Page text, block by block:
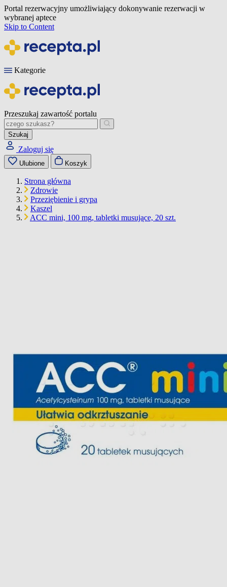
Portal rezerwacyjny umożliwiający dokonywanie rezerwacji w
wybranej aptece
Skip to Content
Kategorie
Przeszukaj zawartość portalu
Szukaj
Zaloguj się
Ulubione Koszyk
Strona główna
Zdrowie
Przeziębienie i grypa
Kaszel
ACC mini, 100 mg, tabletki musujące, 20 szt.